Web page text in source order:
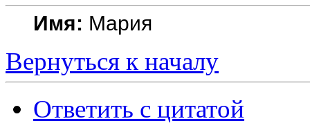
Имя: Мария
Вернуться к началу
Ответить с цитатой